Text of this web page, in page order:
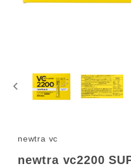
newtra vc
newtra vc2200